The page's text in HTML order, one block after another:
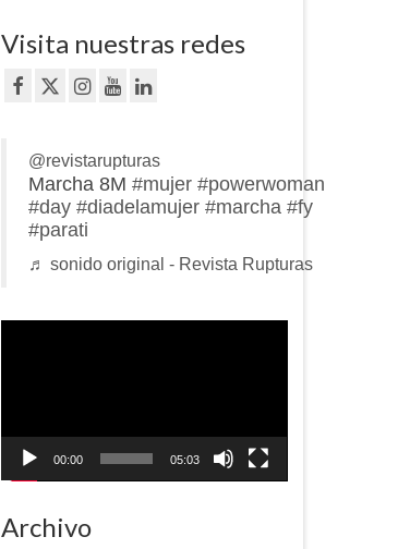
Visita nuestras redes
@revistarupturas
Marcha 8M #mujer #powerwoman
#day #diadelamujer #marcha #fy
#parati
♬ sonido original - Revista Rupturas
00:00 05:03
Archivo